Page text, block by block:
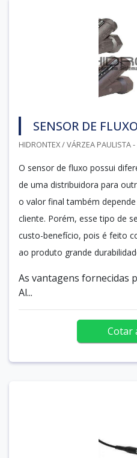
SENSOR DE FLUXO
HIDRONTEX / VÁRZEA PAULISTA -
O sensor de fluxo possui
de uma distribuidora para
o valor final também
cliente. Porém, esse tipo de
custo-benefício, pois é feito
ao produto grande
As vantagens fornecidas
Al...
Cotar